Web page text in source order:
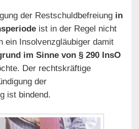
der Restschuldbefreiung in
ist in der Regel nicht
ein Insolvenzgläubiger damit
im Sinne von § 290 InsO
Der rechtskräftige
der
ist bindend.